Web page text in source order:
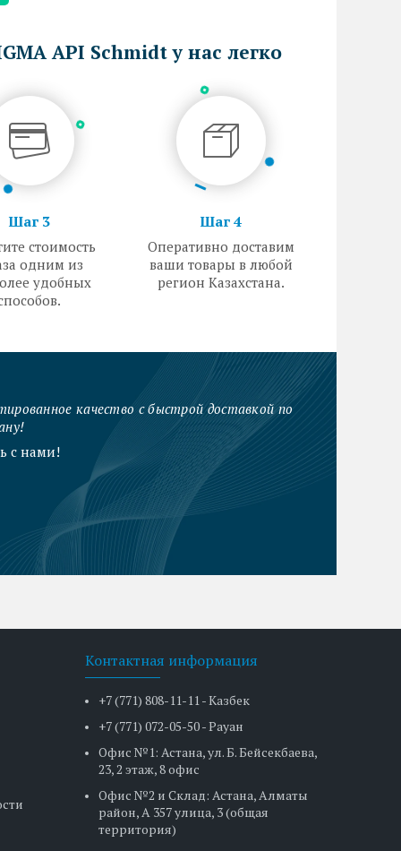
API Schmidt у нас легко
Шаг 3
стоимость
одним из
удобных
Шаг 4
Оперативно доставим
ваши товары в любой
регион Казахстана.
качество с быстрой доставкой по
с нами!
Контактная информация
+7 (771) 808-11-11 - Казбек
+7 (771) 072-05-50 - Рауан
Офис №1: Астана, ул. Б. Бейсекбаева,
23, 2 этаж, 8 офис
Офис №2 и Склад: Астана, Алматы
район, А 357 улица, 3 (общая
территория)